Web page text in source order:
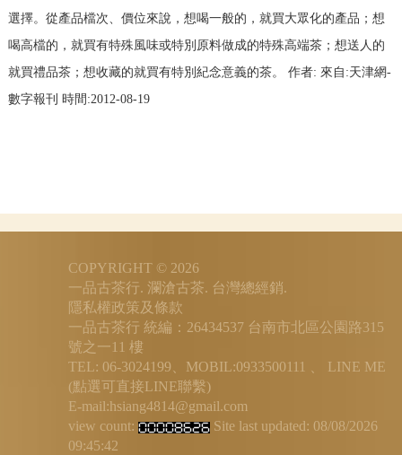
選擇。從產品檔次、價位來說，想喝一般的，就買大眾化的產品；想
喝高檔的，就買有特殊風味或特別原料做成的特殊高端茶；想送人的
就買禮品茶；想收藏的就買有特別紀念意義的茶。 作者: 來自:天津網-
數字報刊 時間:2012-08-19
COPYRIGHT © 2026
一品古茶行. 瀾滄古茶. 台灣總經銷.
隱私權政策及條款
一品古茶行 統編：26434537 台南市北區公園路315
號之一11 樓
TEL: 06-3024199、MOBIL:0933500111 、 LINE ME
(點選可直接LINE聯繫)
E-mail:hsiang4814@gmail.com
view count:
Site last updated: 08/08/2026
09:45:42